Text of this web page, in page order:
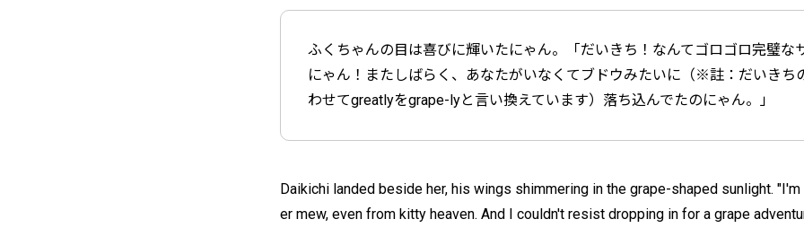
ふくちゃんの目は喜びに輝いたにゃん。「だいきち！なんてゴロゴロ完璧な
にゃん！またしばらく、あなたがいなくてブドウみたいに（※註：だいきち
わせてgreatlyをgrape-lyと言い換えています）落ち込んでたのにゃん。」
Daikichi landed beside her, his wings shimmering in the grape-shaped sunlight.
er mew, even from kitty heaven. And I couldn't resist dropping in for a grape